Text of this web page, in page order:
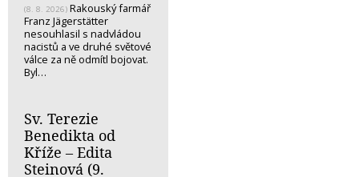
(8. 8. 2026) Rakouský farmář
Franz Jägerstätter
nesouhlasil s nadvládou
nacistů a ve druhé světové
válce za ně odmítl bojovat.
Byl…
Sv. Terezie
Benedikta od
Kříže – Edita
Steinová (9.